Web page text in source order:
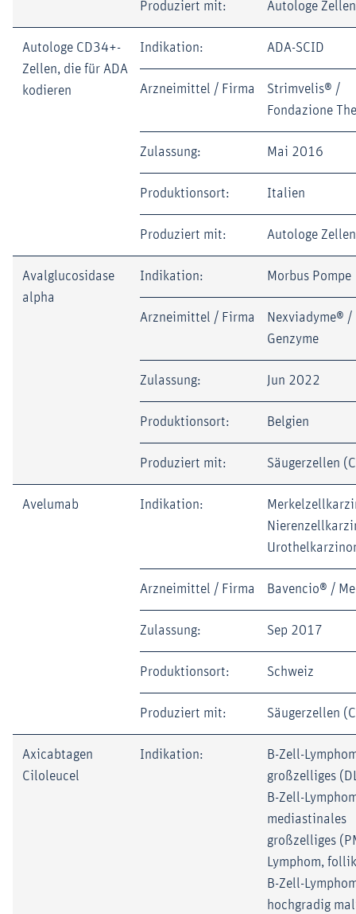
Produziert mit: Autologe Zellen
Autologe CD34+-
Zellen, die für ADA
kodieren
Indikation: ADA-SCID
Arzneimittel / Firma
Strimvelis® /
Fondazione
Zulassung: Mai 2016
Produktionsort: Italien
Produziert mit: Autologe Zellen
Avalglucosidase
alpha
Indikation: Morbus Pompe
Arzneimittel / Firma
Nexviadyme® /
Genzyme
Zulassung: Jun 2022
Produktionsort: Belgien
Produziert mit: Säugerzellen
Avelumab Indikation:
Arzneimittel / Firma Bavencio® /
Zulassung: Sep 2017
Produktionsort: Schweiz
Produziert mit: Säugerzellen
Axicabtagen
Ciloleucel
Indikation:
B-Zell-
großzelliges
B-Zell-
mediastinales
großzelliges
Lymphom,
B-Zell-
hochgradig